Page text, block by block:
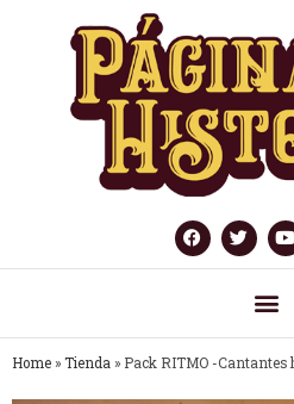
Home » Tienda » Pack RITMO -Cantantes